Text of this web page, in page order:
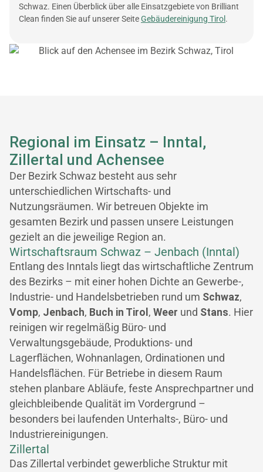
Schwaz. Einen Überblick über alle Einsatzgebiete von Brilliant
Clean finden Sie auf unserer SeiteGebäudereinigung Tirol .
Regional im Einsatz – Inntal,
Zillertal und Achensee
Der Bezirk Schwaz besteht aus sehr
unterschiedlichen Wirtschafts- und
Nutzungsräumen. Wir betreuen Objekte im
gesamten Bezirk und passen unsere Leistungen
gezielt an die jeweilige Region an.
Wirtschaftsraum Schwaz – Jenbach (Inntal)
Entlang des Inntals liegt das wirtschaftliche Zentrum
des Bezirks – mit einer hohen Dichte an Gewerbe-,
Industrie- und Handelsbetrieben rund um Schwaz,
Vomp, Jenbach, Buch in Tirol , Weer und Stans. Hier
reinigen wir regelmäßig Büro- und
Verwaltungsgebäude, Produktions- und
Lagerflächen, Wohnanlagen, Ordinationen und
Handelsflächen. Für Betriebe in diesem Raum
stehen planbare Abläufe, feste Ansprechpartner und
gleichbleibende Qualität im Vordergrund –
besonders bei laufenden Unterhalts-, Büro- und
Industriereinigungen.
Zillertal
Das Zillertal verbindet gewerbliche Struktur mit